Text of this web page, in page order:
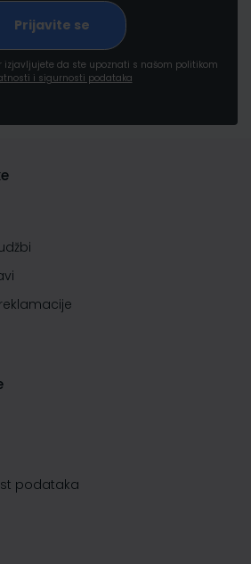
izjavljujete da ste upoznati s našom politikom
i sigurnosti podataka
podataka